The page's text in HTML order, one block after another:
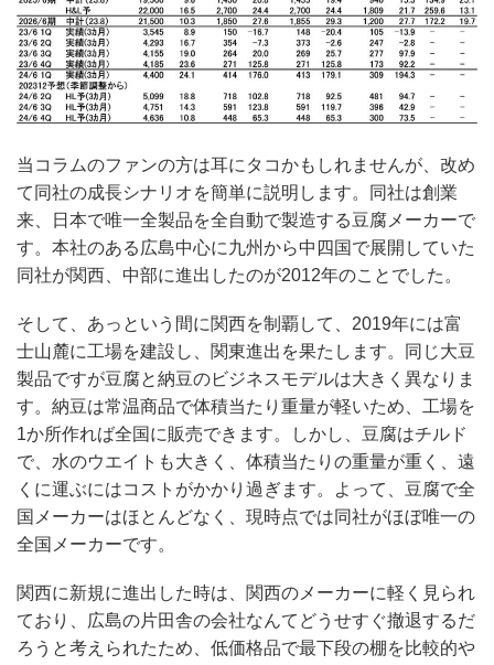
当コラムのファンの方は耳にタコかもしれませんが、改め
て同社の成長シナリオを簡単に説明します。同社は創業
来、日本で唯一全製品を全自動で製造する豆腐メーカーで
す。本社のある広島中心に九州から中四国で展開していた
同社が関西、中部に進出したのが2012年のことでした。
そして、あっという間に関西を制覇して、2019年には富
士山麓に工場を建設し、関東進出を果たします。同じ大豆
製品ですが豆腐と納豆のビジネスモデルは大きく異なりま
す。納豆は常温商品で体積当たり重量が軽いため、工場を
1か所作れば全国に販売できます。しかし、豆腐はチルド
で、水のウエイトも大きく、体積当たりの重量が重く、遠
くに運ぶにはコストがかかり過ぎます。よって、豆腐で全
国メーカーはほとんどなく、現時点では同社がほぼ唯一の
全国メーカーです。
関西に新規に進出した時は、関西のメーカーに軽く見られ
ており、広島の片田舎の会社なんてどうせすぐ撤退するだ
ろうと考えられたため、低価格品で最下段の棚を比較的や